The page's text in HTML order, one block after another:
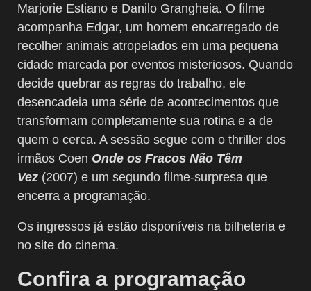
Marjorie Estiano e Danilo Grangheia. O filme
acompanha Edgar, um homem encarregado de
recolher animais atropelados em uma pequena
cidade marcada por eventos misteriosos. Quando
decide quebrar as regras do trabalho, ele
desencadeia uma série de acontecimentos que
transformam completamente sua rotina e a de
quem o cerca. A sessão segue com o thriller dos
irmãos Coen Onde os Fracos Não Têm
Vez (2007) e um segundo filme-surpresa que
encerra a programação.
Os ingressos já estão disponíveis na bilheteria e
no site do cinema.
Confira a programação